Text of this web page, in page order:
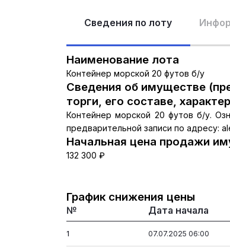
Сведения по лоту
Наименование лота
Контейнер морской 20 футов б/у
Сведения об имуществе
торги, его составе,
Контейнер морской 20 футов б/у.
предварительной записи по адресу:
Начальная цена продажи
132 300 ₽
График снижения цены
№ Дата начала
1 07.07.2025 06:00